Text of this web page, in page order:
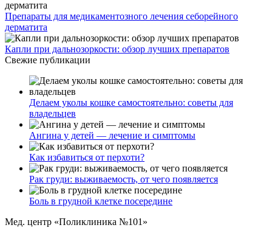
Препараты для медикаментозного лечения себорейного
дерматита
Капли при дальнозоркости: обзор лучших препаратов
Свежие публикации
Делаем уколы кошке самостоятельно: советы для
владельцев
Ангина у детей — лечение и симптомы
Как избавиться от перхоти?
Рак груди: выживаемость, от чего появляется
Боль в грудной клетке посередине
Мед. центр «Поликлиника №101»